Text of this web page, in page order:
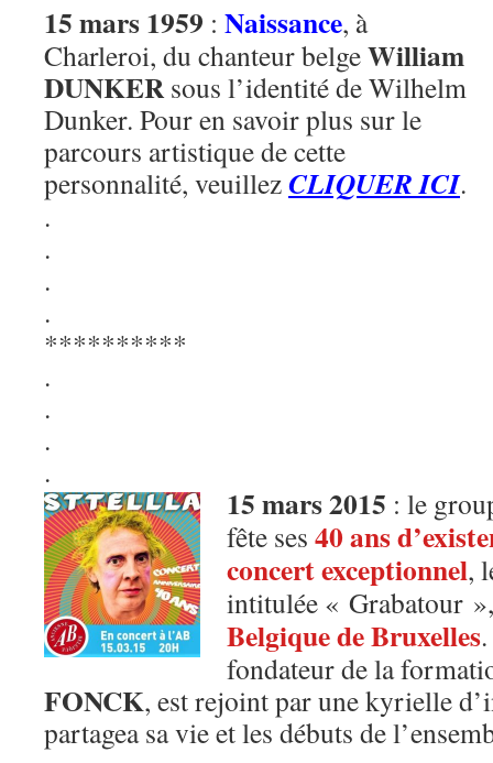
15 mars 1959 : Naissance, à
Charleroi, du chanteur belgeWilliam
DUNKERsous l’identité de Wilhelm
Dunker. Pour en savoir plus sur le
parcours artistique de cette
personnalité, veuillezCLIQUER ICI.
.
.
.
.
**********
.
.
.
.
15 mars 2015 : le
fête ses 40 ans
concert exceptionnel,
intitulée « Grabatour
Belgique de Bruxelles
fondateur de la
FONCK, est rejoint par une kyrielle
partagea sa vie et les débuts de